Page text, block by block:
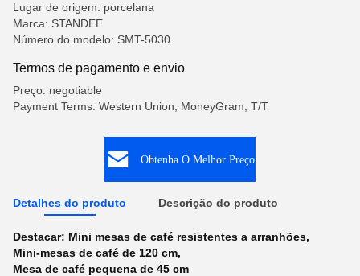
Lugar de origem: porcelana
Marca: STANDEE
Número do modelo: SMT-5030
Termos de pagamento e envio
Preço: negotiable
Payment Terms: Western Union, MoneyGram, T/T
Obtenha O Melhor Preço
Detalhes do produto Descrição do produto
Destacar: Mini mesas de café resistentes a arranhões,
Mini-mesas de café de 120 cm,
Mesa de café pequena de 45 cm